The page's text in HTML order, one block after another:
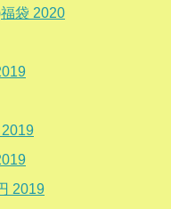
袋 2020
2019